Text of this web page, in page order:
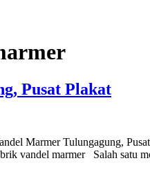
Pusat Plakat
Marmer Tulungagung,
vandel marmer Salah satu